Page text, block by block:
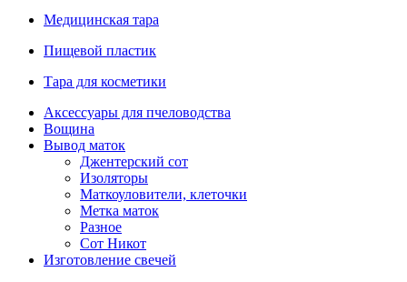
Медицинская тара
Пищевой пластик
Тара для косметики
Аксессуары для пчеловодства
Вощина
Вывод маток
Джентерский сот
Изоляторы
Маткоуловители, клеточки
Метка маток
Разное
Сот Никот
Изготовление свечей